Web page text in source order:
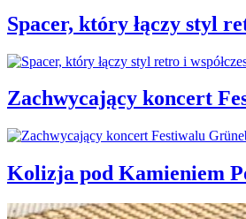
Spacer, który łączy styl
Zachwycający koncert
Kolizja pod Kamieniem